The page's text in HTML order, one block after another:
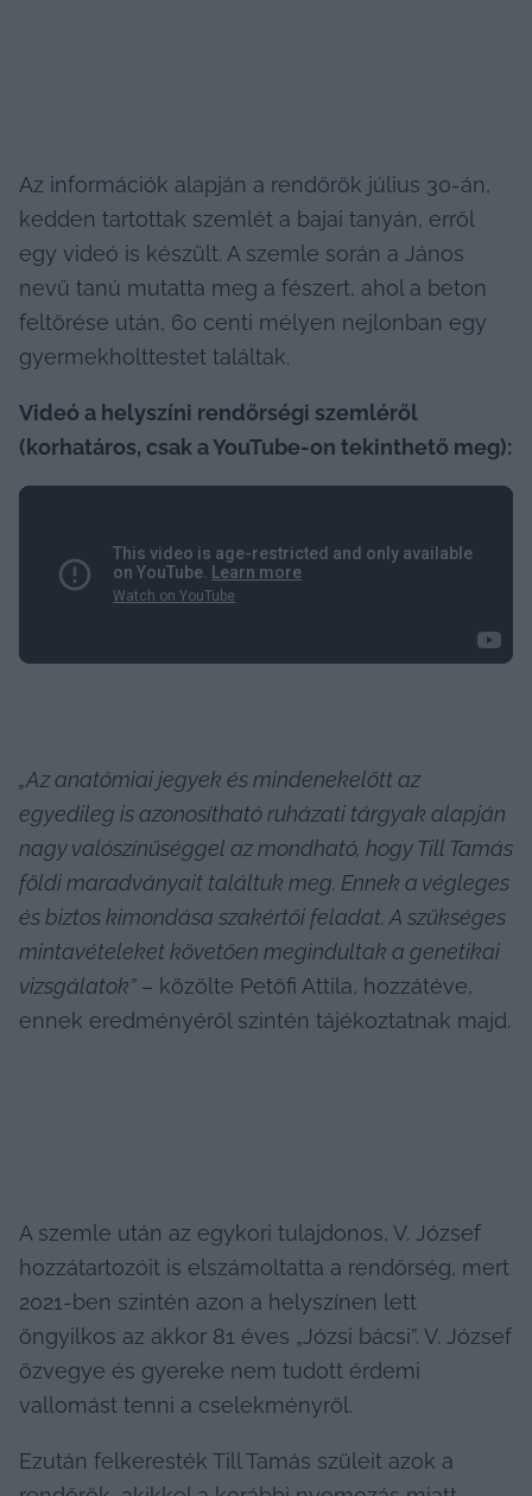
Az információk alapján a rendőrök július 30-án,
kedden tartottak szemlét a bajai tanyán, erről
egy videó is készült. A szemle során a János
nevű tanú mutatta meg a fészert, ahol a beton
feltörése után, 60 centi mélyen nejlonban egy
gyermekholttestet találtak.
Videó a helyszíni rendőrségi szemléről
(korhatáros, csak a YouTube-on tekinthető meg):
„Az anatómiai jegyek és mindenekelőtt az
egyedileg is azonosítható ruházati tárgyak alapján
nagy valószínűséggel az mondható, hogy Till Tamás
földi maradványait találtuk meg. Ennek a végleges
és biztos kimondása szakértői feladat. A szükséges
mintavételeket követően megindultak a genetikai
vizsgálatok” – közölte Petőfi Attila, hozzátéve,
ennek eredményéről szintén tájékoztatnak majd.
A szemle után az egykori tulajdonos, V. József
hozzátartozóit is elszámoltatta a rendőrség, mert
2021-ben szintén azon a helyszínen lett
öngyilkos az akkor 81 éves „Józsi bácsi”. V. József
özvegye és gyereke nem tudott érdemi
vallomást tenni a cselekményről.
Ezután felkeresték Till Tamás szüleit azok a